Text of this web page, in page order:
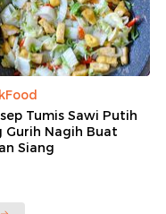
Tumis Sawi Putih
Gurih Nagih Buat
Siang